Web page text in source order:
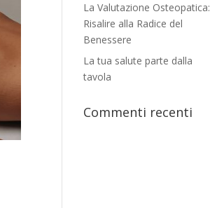
La Valutazione Osteopatica:
Risalire alla Radice del
Benessere
La tua salute parte dalla
tavola
Commenti recenti